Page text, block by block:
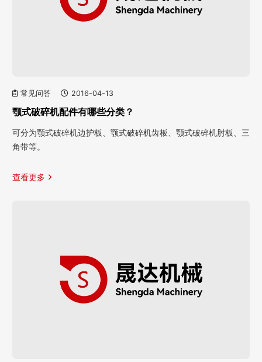
常见问答 2016-04-13
颚式破碎机配件有哪些分类？
可分为颚式破碎机边护板、颚式破碎机齿板、颚式破碎机肘板、三
角带等。
查看更多